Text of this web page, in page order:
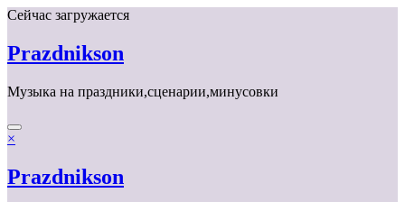
Перейти
содержимому
Сейчас загружается
Prazdnikson
Музыка на праздники,сценарии,минусовки
×
Prazdnikson